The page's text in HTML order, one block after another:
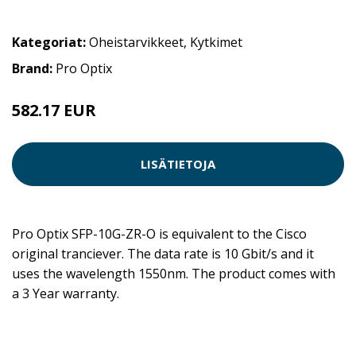
Kategoriat:Oheistarvikkeet, Kytkimet
Brand: Pro Optix
582.17 EUR
LISÄTIETOJA
Pro Optix SFP-10G-ZR-O is equivalent to the Cisco
original tranciever. The data rate is 10 Gbit/s and it
uses the wavelength 1550nm. The product comes with
a 3 Year warranty.